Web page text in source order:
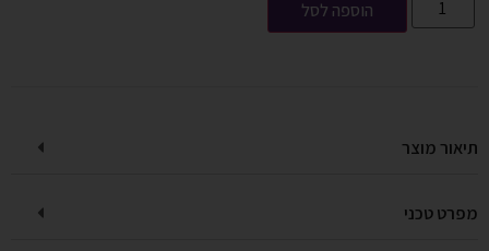
הוספה לסל
תיאור מוצר
מפרט טכני